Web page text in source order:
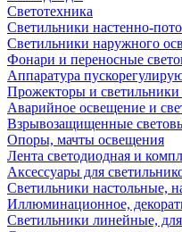
Светотехника
Светильники настенно-
Светильники наружного
Фонари и переносные
Аппаратура
Прожекторы и светильники
Аварийное освещение и
Взрывозащищенные
Опоры, мачты освещения
Лента светодиодная и
Аксессуары для
Светильники настольные,
Иллюминационное,
Светильники линейные,